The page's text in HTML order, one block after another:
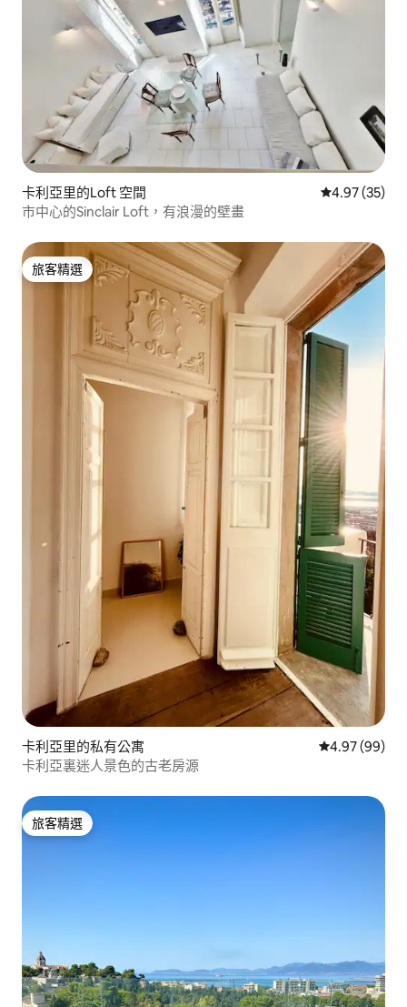
卡利亞里的Loft 空間 從 35 則評價
4.97 (35)
市中心的Sinclair Loft，有浪漫的壁畫
旅客精選
旅客精選
卡利亞里的私有公寓 從 99 則評價
4.97 (99)
卡利亞裏迷人景色的古老房源
旅客精選
旅客精選